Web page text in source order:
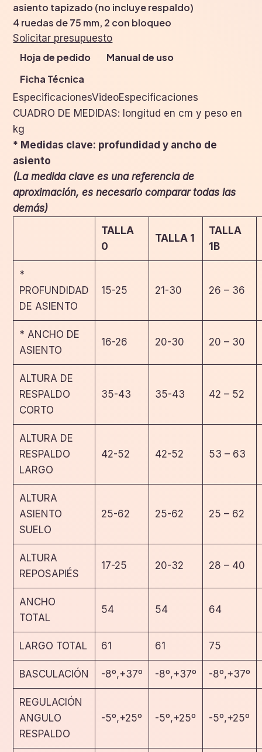
asiento tapizado (no incluye respaldo)
4 ruedas de 75 mm, 2 con bloqueo
Solicitar presupuesto
Hoja de pedido
Manual de uso
Ficha Técnica
EspecificacionesVideoEspecificaciones
CUADRO DE MEDIDAS: longitud en cm y peso en
kg
* Medidas clave: profundidad y ancho de
asiento
(La medida clave es una referencia de
aproximación, es necesario comparar todas las
demás)
TALLA
0
TALLA 1
TALLA
1B
*
PROFUNDIDAD
DE ASIENTO
15-25 21-30 26 – 36
* ANCHO DE
ASIENTO
16-26 20-30 20 – 30
ALTURA DE
RESPALDO
CORTO
35-43 35-43 42 – 52
ALTURA DE
RESPALDO
LARGO
42-52 42-52 53 – 63
ALTURA
ASIENTO
SUELO
25-62 25-62 25 – 62
ALTURA
REPOSAPIÉS
17-25 20-32 28 – 40
ANCHO
TOTAL
54 54 64
LARGO TOTAL 61 61 75
BASCULACIÓN -8º,+37º -8º,+37º -8º,+37º
REGULACIÓN
ANGULO
RESPALDO
-5º,+25º -5º,+25º -5º,+25º